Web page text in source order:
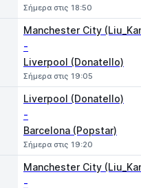
Σήμερα στις 18:50
Manchester City
-
Liverpool (Donatello)
Σήμερα στις 19:05
Liverpool (Donatello)
-
Barcelona (Popstar)
Σήμερα στις 19:20
Manchester City
-